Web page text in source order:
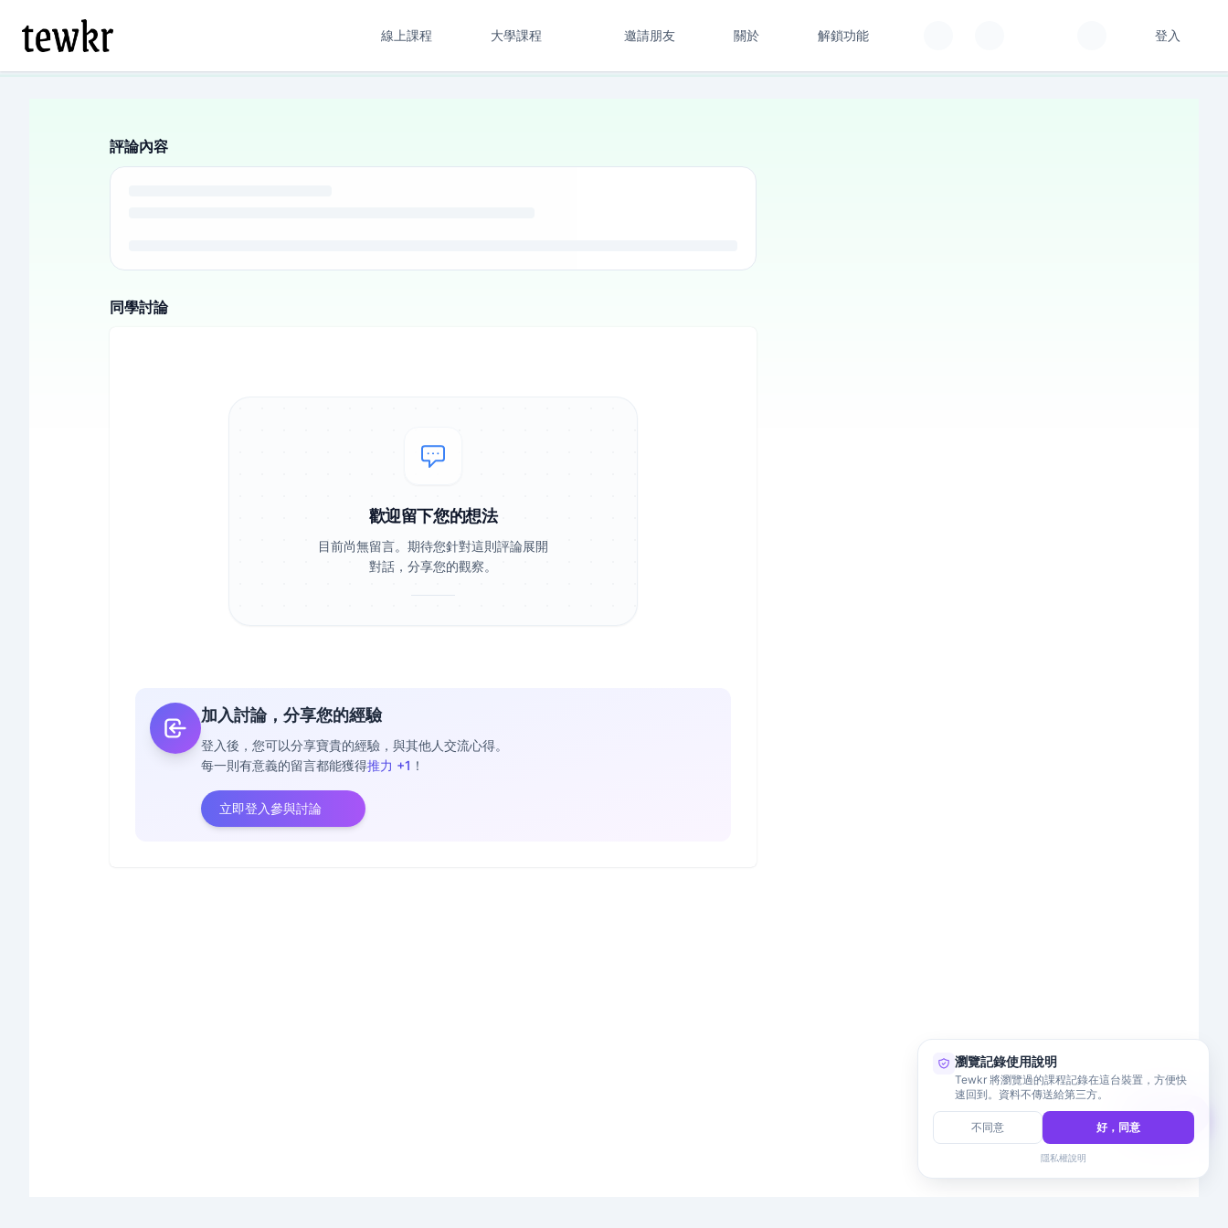
線上課程 大學課程 邀請朋友 關於 解鎖功能 登入
評論內容
同學討論
歡迎留下您的想法
目前尚無留言。期待您針對這則評論展開
對話，分享您的觀察。
加入討論，分享您的經驗
登入後，您可以分享寶貴的經驗，與其他人交流心得。
每一則有意義的留言都能獲得推力 +1 ！
立即登入參與討論
瀏覽記錄使用說明
Tewkr 將瀏覽過的課程記錄在這台裝置，方便快
速回到。資料不傳送給第三方。
不同意 好，同意
隱私權說明
意見回饋